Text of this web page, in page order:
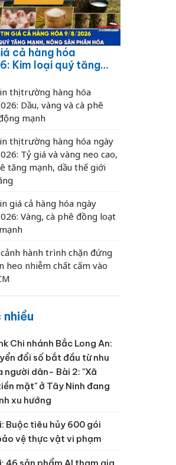
cả hàng hóa
Kim loại quý tăng
thị trường hàng hóa
Dầu, vàng và cà phê
mạnh
thị trường hàng hóa ngày
Tỷ giá và vàng neo cao,
tăng mạnh, dầu thế giới
giá cả hàng hóa ngày
Vàng, cà phê đồng loạt
hành trình chặn đứng
heo nhiễm chất cấm vào
Chi nhánh Bắc Long An:
đổi số bắt đầu từ nhu
người dân- Bài 2: "Xã
mặt" ở Tây Ninh đang
xu hướng
Buộc tiêu hủy 600 gói
vệ thực vật vi phạm